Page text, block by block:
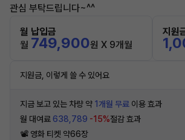
관심 부탁드립니다~^^
월 납입금
월 749,900원 X 9개월
지원
지원금, 이렇게 쓸 수 있어요
지금 보고 있는 차량 약 1개월 무료 이용 효과
월 대여료 638,789 -15%절감 효과
📽 영화 티켓 약66장